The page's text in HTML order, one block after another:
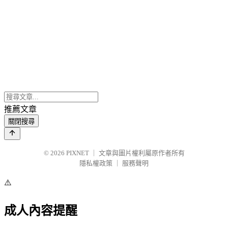
推薦文章
關閉搜尋
© 2026 PIXNET
文章與圖片權利屬原作者所有
隱私權政策
服務聲明
⚠️
成人內容提醒